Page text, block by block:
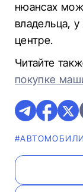
нюансах
владельца,
центре.
Читайте
покупке